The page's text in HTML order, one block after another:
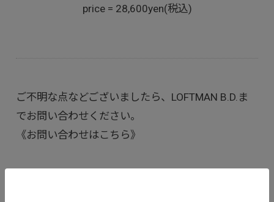
price = 28,600yen(税込)
ご不明な点などございましたら、LOFTMAN B.D.ま
でお問い合わせください。
《お問い合わせはこちら》